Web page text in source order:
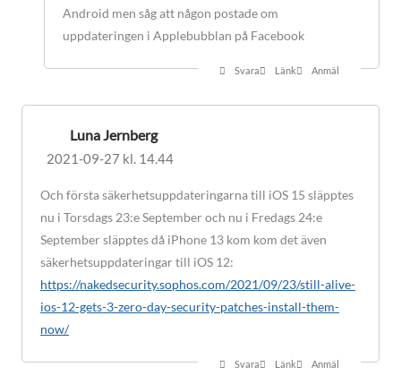
Android men såg att någon postade om
uppdateringen i Applebubblan på Facebook
Svara Länk Anmäl
Luna Jernberg
2021-09-27 kl. 14.44
Och första säkerhetsuppdateringarna till iOS 15 släpptes
nu i Torsdags 23:e September och nu i Fredags 24:e
September släpptes då iPhone 13 kom kom det även
säkerhetsuppdateringar till iOS 12:
https://nakedsecurity.sophos.com/2021/09/23/still-alive-
ios-12-gets-3-zero-day-security-patches-install-them-
now/
Svara Länk Anmäl